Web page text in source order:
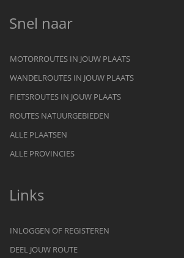
Snel naar
MOTORROUTES IN JOUW PLAATS
WANDELROUTES IN JOUW PLAATS
FIETSROUTES IN JOUW PLAATS
ROUTES NATUURGEBIEDEN
ALLE PLAATSEN
ALLE PROVINCIES
Links
INLOGGEN OF REGISTEREN
DEEL JOUW ROUTE